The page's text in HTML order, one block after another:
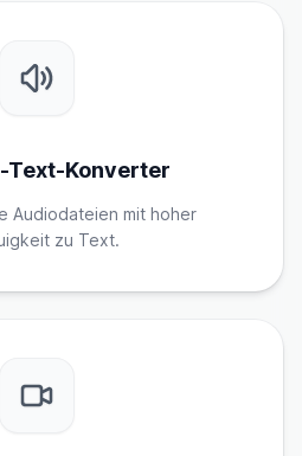
Text-Konverter
Audiodateien mit hoher
zu Text.